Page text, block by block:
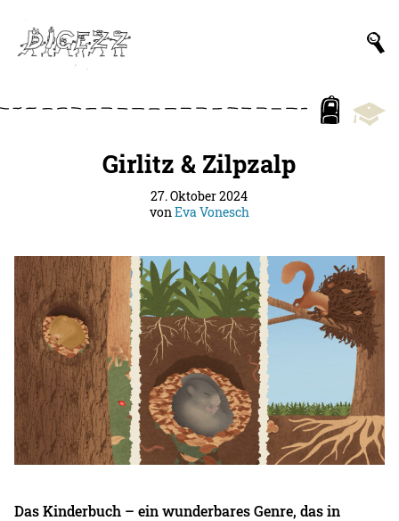
Girlitz & Zilpzalp
27. Oktober 2024
vonEva Vonesch
Das Kinderbuch – ein wunderbares Genre, das in